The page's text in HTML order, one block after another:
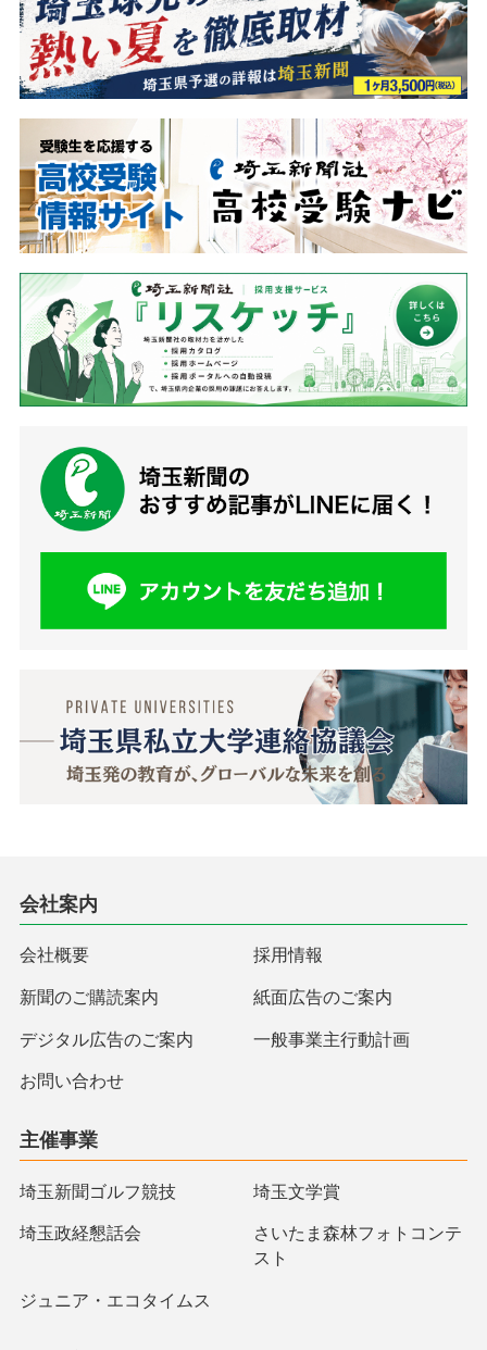
会社案内
会社概要 採用情報
新聞のご購読案内 紙面広告のご案内
デジタル広告のご案内 一般事業主行動計画
お問い合わせ
主催事業
埼玉新聞ゴルフ競技 埼玉文学賞
埼玉政経懇話会
さいたま森林フォトコンテ
スト
ジュニア・エコタイムス